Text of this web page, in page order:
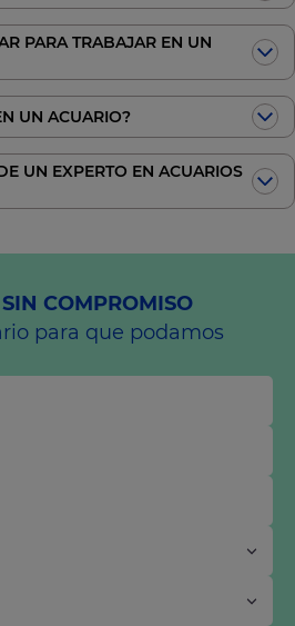
PARA TRABAJAR EN UN
UN ACUARIO?
UN EXPERTO EN ACUARIOS
SIN COMPROMISO
para que podamos